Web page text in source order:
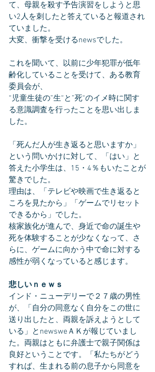
て、母親を殺す予告演習をしようと思
い2人を刺したと答えていると報道され
ていました。
大変、衝撃を受けるnewsでした。
これを聞いて、以前に少年犯罪が低年
齢化していることを受けて、ある教育
委員会が、
“児童生徒の”生“と”死“のイメ時に関す
る意識調査を行ったことを思い出しま
した。
「死んだ人が生き返ると思いますか」
という問いかけに対して、「はい」と
答えた小学生は、15・4％もいたことが
驚きでした。
理由は、「テレビや映画で生き返ると
ころを見たから」「ゲームでリセット
できるから」でした。
核家族化が進んで、身近で命の誕生や
死を体験することが少なくなって、さ
らに、ゲームに向かう中で命に対する
感性が弱くなっていると感じます。
悲しいｎｅｗｓ
インド・ニューデリーで２７歳の男性
が、「自分の同意なく自分をこの世に
送り出したと、両親を訴えようとして
いる」とnewsweＡＫが報じていまし
た。両親はともに弁護士で親子関係は
良好ということです。「私たちがどう
すれば、生まれる前の息子から同意を